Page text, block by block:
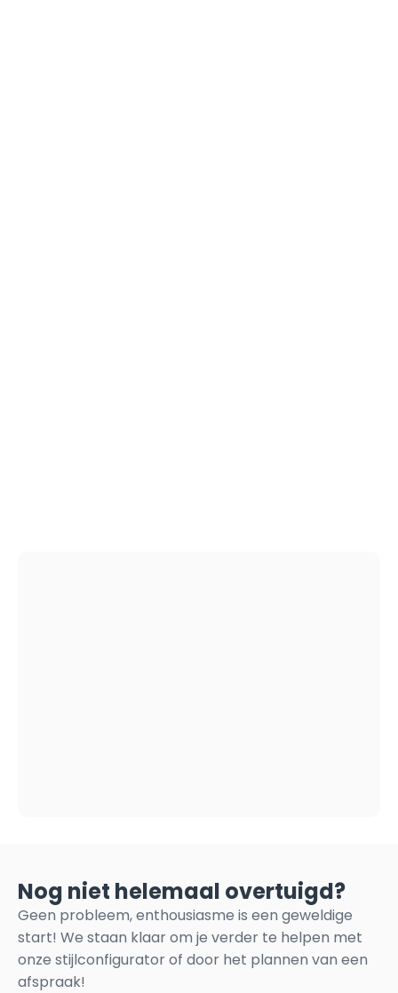
Nog niet helemaal overtuigd?
Geen probleem, enthousiasme is een geweldige
start! We staan klaar om je verder te helpen met
onze stijlconfigurator of door het plannen van een
afspraak!